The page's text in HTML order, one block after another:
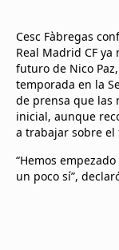
Contáctanos
Cesc Fàbregas
Real Madrid CF
futuro de Nico
temporada en la
de prensa que las
inicial, aunque
a trabajar sobre el
“Hemos
un poco sí”,